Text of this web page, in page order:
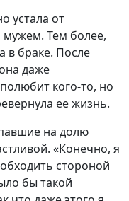
устала от
Тем более,
в браке. После
даже
кого-то, но
ее жизнь.
на долю
«Конечно, я
стороной
бы такой